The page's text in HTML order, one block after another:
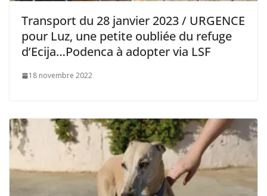
Transport du 28 janvier 2023 / URGENCE
pour Luz, une petite oubliée du refuge
d’Ecija…Podenca à adopter via LSF
18 novembre 2022